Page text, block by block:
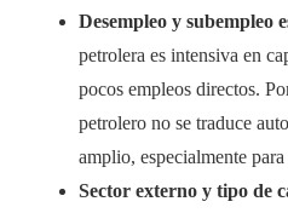
Desempleo y subempleo
petrolera es intensiva en
pocos empleos directos.
petrolero no se traduce
amplio, especialmente
Sector externo y tipo de